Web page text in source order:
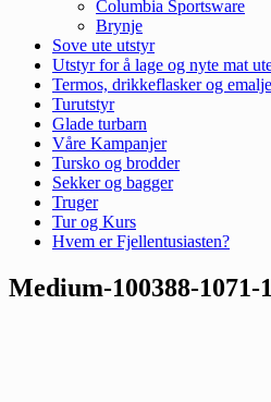
Columbia Sportsware
Brynje
Sove ute utstyr
Utstyr for å lage og nyte mat
Termos, drikkeflasker og
Turutstyr
Glade turbarn
Våre Kampanjer
Tursko og brodder
Sekker og bagger
Truger
Tur og Kurs
Hvem er Fjellentusiasten?
Medium-100388-1071-